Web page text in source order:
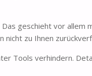
geschieht vor allem
nicht zu Ihnen
Tools verhindern.